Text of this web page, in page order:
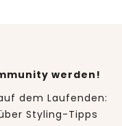
werden!
dem Laufenden:
Styling-Tipps